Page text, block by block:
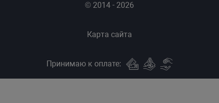
© 2014 - 2026
Карта сайта
Принимаю к оплате: